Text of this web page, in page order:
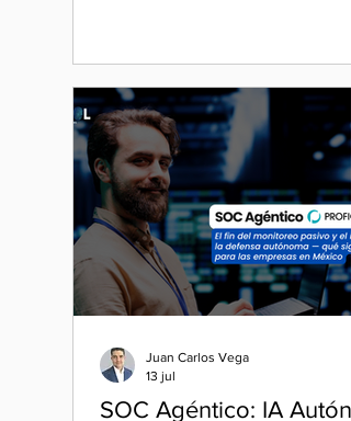
SOC Agéntico: IA
Juan Carlos Vega
13 jul